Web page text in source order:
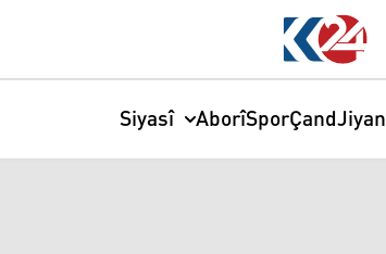
Siyasî AborîSporÇandJiyan